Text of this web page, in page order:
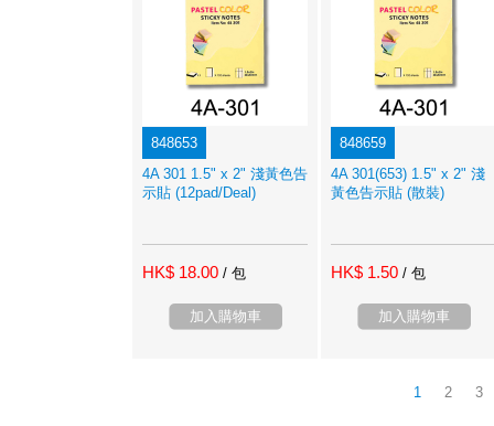
848653
4A 301 1.5" x 2" 淺黃色告
示貼 (12pad/Deal)
HK$ 18.00 / 包
加入購物車
848659
4A 301(653) 1.5" x 2" 淺
黃色告示貼 (散裝)
HK$ 1.50 / 包
加入購物車
1 2 3